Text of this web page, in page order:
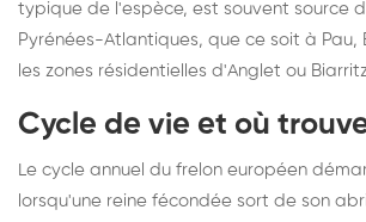
typique de l'espèce, est souvent source
Pyrénées-Atlantiques, que ce soit à Pau,
les zones résidentielles d'Anglet ou
Cycle de vie et où
Le cycle annuel du frelon européen
lorsqu'une reine fécondée sort de son